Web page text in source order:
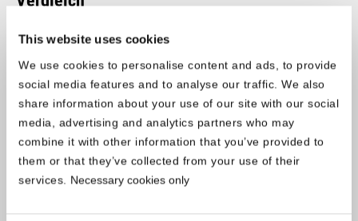
This website uses cookies
We use cookies to personalise content and ads, to provide
social media features and to analyse our traffic. We also
share information about your use of our site with our social
media, advertising and analytics partners who may
combine it with other information that you’ve provided to
them or that they’ve collected from your use of their
services. Necessary cookies only
Preis ab 239,00 €
Matratzen­kern QXSchaum
Matratzen­bezug ® Funktions­bezug
Höhe